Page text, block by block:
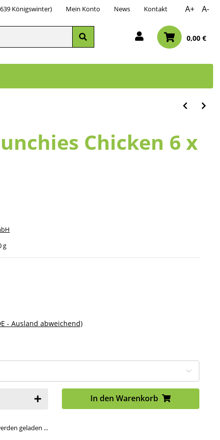
Königswinter) Mein Konto News Kontakt A+ A-
0,00 €
Chicken 6 x
g
- Ausland abweichend)
In den Warenkorb
geladen ...